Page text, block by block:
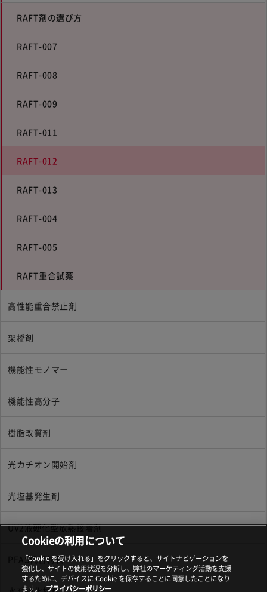
RAFT剤の選び方
RAFT-007
RAFT-008
RAFT-009
RAFT-011
RAFT-012
RAFT-013
RAFT-004
RAFT-005
RAFT重合試薬
高性能重合禁止剤
架橋剤
機能性モノマー
機能性高分子
樹脂改質剤
光カチオン開始剤
光塩基発生剤
UV2液硬化型放熱接着剤
PFAS代替材料
Cookieの利用について
「Cookie を受け入れる」をクリックすると、サイトナビゲーションを
強化し、サイトの使用状況を分析し、弊社のマーケティング活動を支援
するために、デバイスに Cookie を保存することに同意したことになり
ます。
プライバシーポリシー